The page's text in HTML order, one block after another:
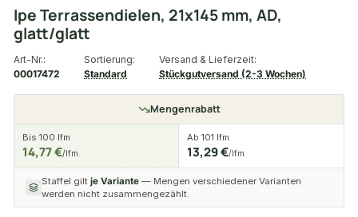
Ipe Terrassendielen, 21x145 mm, AD,
glatt/glatt
Art-Nr.:
00017472
Sortierung:
Standard
Versand & Lieferzeit:
Stückgutversand (2-3 Wochen)
Mengenrabatt
Bis 100 lfm
14,77 €/lfm
Ab 101 lfm
13,29 €/lfm
Staffel gilt je Variante — Mengen verschiedener Varianten
werden nicht zusammengezählt.